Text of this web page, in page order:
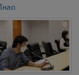
หลด